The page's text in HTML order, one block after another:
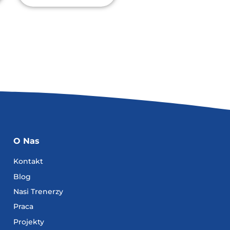
O Nas
Kontakt
Blog
Nasi Trenerzy
Praca
Projekty